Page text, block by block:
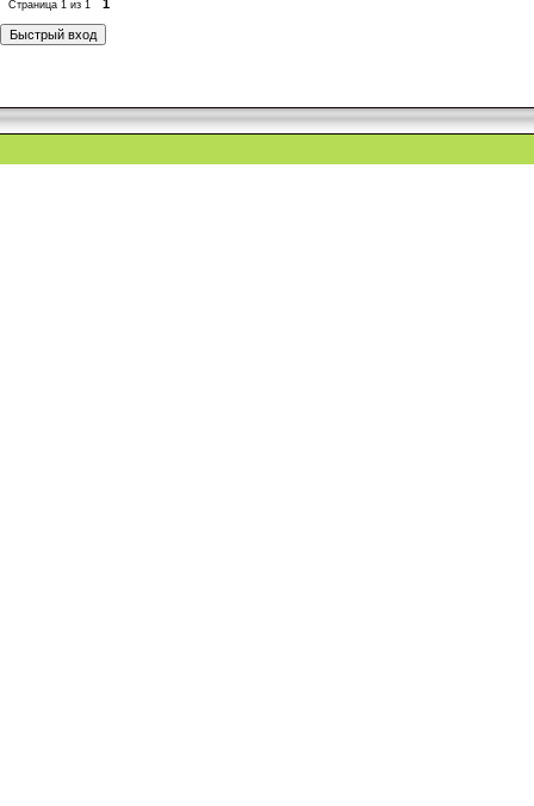
Страница 1 из 1 1